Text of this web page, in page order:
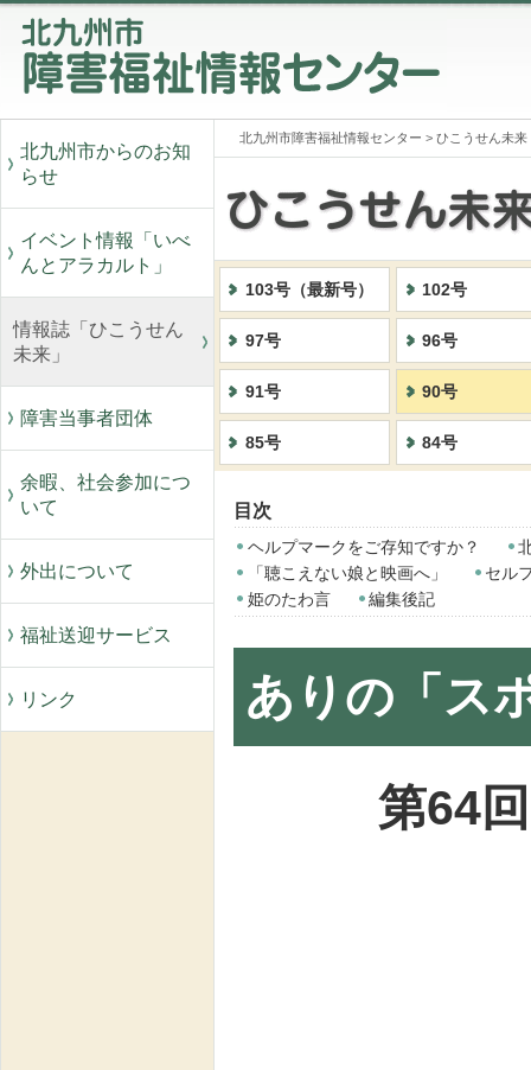
北九州市からのお知
らせ
イベント情報「いべ
んとアラカルト」
情報誌「ひこうせん
未来」
障害当事者団体
余暇、社会参加につ
いて
外出について
福祉送迎サービス
リンク
北九州市障害福祉情報センター > ひこうせん未来
103号（最新号） 102号
97号 96号
91号 90号
85号 84号
目次
ヘルプマークをご存知ですか？
「聴こえない娘と映画へ」
セル
姫のたわ言
編集後記
ありの「ス
第64